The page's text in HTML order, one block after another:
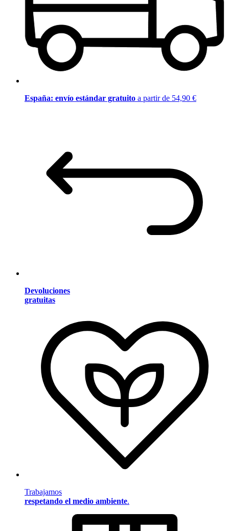
España: envío estándar gratuito a partir de 54,90 €
Devoluciones
gratuitas
Trabajamos
respetando el medio ambiente.